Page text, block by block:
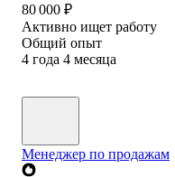
80 000 ₽
Активно ищет работу
Общий опыт
4 года 4 месяца
Менеджер по продажам